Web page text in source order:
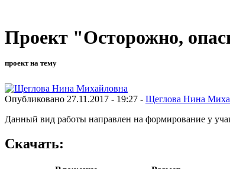
Проект "Осторожно,
проект на тему
Опубликовано 27.11.2017 - 19:27 - Щеглова Нина
Данный вид работы направлен на формирование у
Скачать: